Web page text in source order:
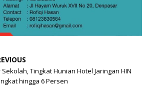
Sekolah, Tingkat Hunian Hotel Jaringan HIN
hingga 6 Persen